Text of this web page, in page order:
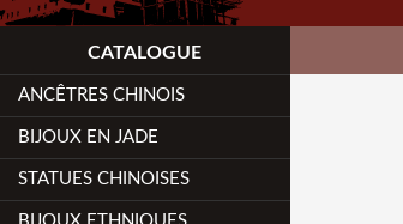
CATALOGUE
ANCÊTRES CHINOIS
BIJOUX EN JADE
STATUES CHINOISES